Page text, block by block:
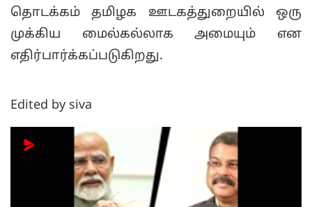
தொடக்கம் தமிழக ஊடகத்துறையில் ஒரு
முக்கிய மைல்கல்லாக அமையும் என
எதிர்பார்க்கப்படுகிறது.
Edited by siva